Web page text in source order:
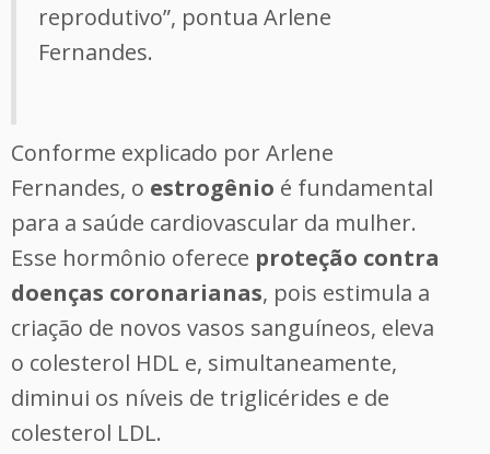
reprodutivo”, pontua Arlene
Fernandes.
Conforme explicado por Arlene
Fernandes, o estrogênio é fundamental
para a saúde cardiovascular da mulher.
Esse hormônio oferece proteção contra
doenças coronarianas, pois estimula a
criação de novos vasos sanguíneos, eleva
o colesterol HDL e, simultaneamente,
diminui os níveis de triglicérides e de
colesterol LDL.